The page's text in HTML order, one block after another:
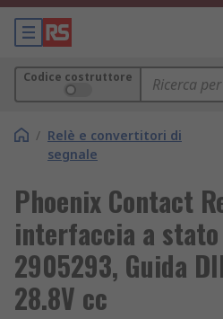
Codice costruttore
/ Relè e convertitori di
segnale
Phoenix Contact
interfaccia a
2905293, Guida
28.8V cc